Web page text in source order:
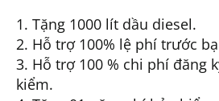
1. Tặng 1000 lít dầu diesel.
2. Hỗ trợ 100% lệ phí trước bạ
3. Hỗ trợ 100 % chi phí đăng
kiểm.